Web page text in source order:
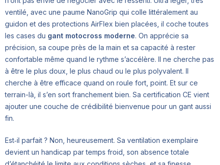
ventilé, avec une paume NanoGrip qui colle littéralement au
guidon et des protections AirFlex bien placées, il coche toutes
les cases du gant motocross moderne. On apprécie sa
précision, sa coupe près de la main et sa capacité à rester
confortable même quand le rythme s’accélère. Il ne cherche pas
à être le plus doux, le plus chaud ou le plus polyvalent. Il
cherche à être efficace quand on roule fort, point. Et sur ce
terrain-là, il s’en sort franchement bien. Sa certification CE vient
ajouter une couche de crédibilité bienvenue pour un gant aussi
fin.
Est‑il parfait ? Non, heureusement. Sa ventilation exemplaire
devient un handicap par temps froid, son absence totale